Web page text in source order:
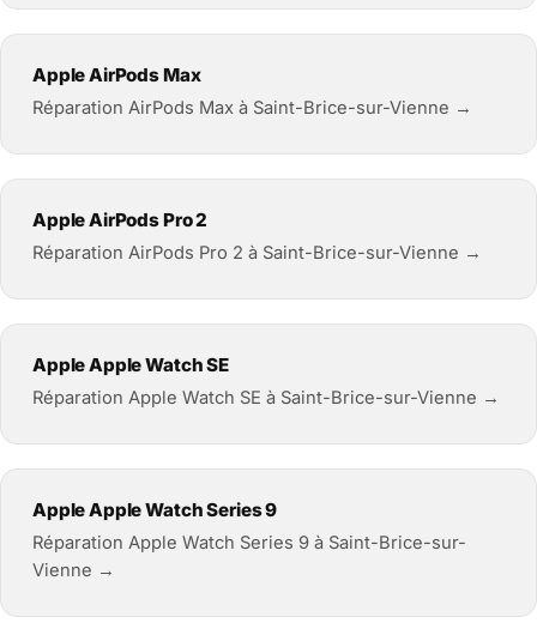
Apple AirPods Max
Réparation AirPods Max à Saint-Brice-sur-Vienne →
Apple AirPods Pro 2
Réparation AirPods Pro 2 à Saint-Brice-sur-Vienne →
Apple Apple Watch SE
Réparation Apple Watch SE à Saint-Brice-sur-Vienne →
Apple Apple Watch Series 9
Réparation Apple Watch Series 9 à Saint-Brice-sur-
Vienne →